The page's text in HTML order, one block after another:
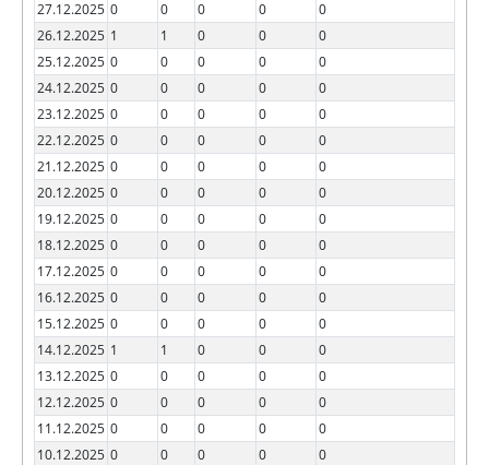
27.12.2025 0 0 0 0
0
26.12.2025 1 1 0 0
0
25.12.2025 0 0 0 0
0
24.12.2025 0 0 0 0
0
23.12.2025 0 0 0 0
0
22.12.2025 0 0 0 0
0
21.12.2025 0 0 0 0
0
20.12.2025 0 0 0 0
0
19.12.2025 0 0 0 0
0
18.12.2025 0 0 0 0
0
17.12.2025 0 0 0 0
0
16.12.2025 0 0 0 0
0
15.12.2025 0 0 0 0
0
14.12.2025 1 1 0 0
0
13.12.2025 0 0 0 0
0
12.12.2025 0 0 0 0
0
11.12.2025 0 0 0 0
0
10.12.2025 0 0 0 0 0